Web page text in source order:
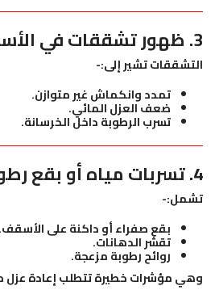
3. ظهور تشققات في الأسطح والجدران
التشققات تشير إلى:-
تمدد وانكماش غير متوازن.
ضعف العزل المائي.
تسرب الرطوبة داخل الخرسانة.
4. تسربات مياه أو بقع رطوبة
تشمل:-
بقع صفراء أو داكنة على الأسقف.
تقشر الدهانات.
روائح رطوبة مزعجة.
وهي مؤشرات خطيرة تتطلب إعادة عزل